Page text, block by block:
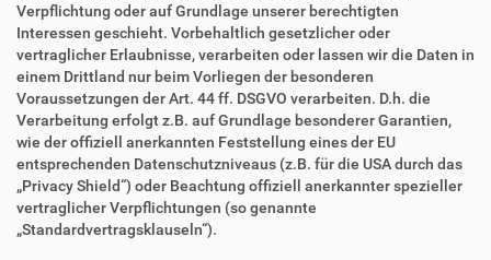
Verpflichtung oder auf Grundlage unserer berechtigten
Interessen geschieht. Vorbehaltlich gesetzlicher oder
vertraglicher Erlaubnisse, verarbeiten oder lassen wir die Daten in
einem Drittland nur beim Vorliegen der besonderen
Voraussetzungen der Art. 44 ff. DSGVO verarbeiten. D.h. die
Verarbeitung erfolgt z.B. auf Grundlage besonderer Garantien,
wie der offiziell anerkannten Feststellung eines der EU
entsprechenden Datenschutzniveaus (z.B. für die USA durch das
„Privacy Shield“) oder Beachtung offiziell anerkannter spezieller
vertraglicher Verpflichtungen (so genannte
„Standardvertragsklauseln“).